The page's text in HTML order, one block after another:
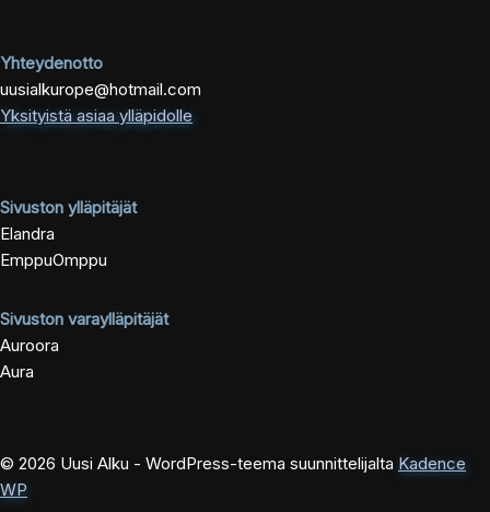
Yhteydenotto
uusialkurope@hotmail.com
Yksityistä asiaa ylläpidolle
Sivuston ylläpitäjät
Elandra
EmppuOmppu
Sivuston varaylläpitäjät
Auroora
Aura
© 2026 Uusi Alku - WordPress-teema suunnittelijalta Kadence
WP